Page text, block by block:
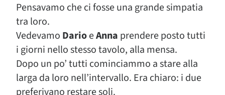
Pensavamo che ci fosse una grande simpatia
tra loro.
Vedevamo DarioeAnna prendere posto tutti
i giorni nello stesso tavolo, alla mensa.
Dopo un po’ tutti cominciammo a stare alla
larga da loro nell’intervallo. Era chiaro: i due
preferivano restare soli.